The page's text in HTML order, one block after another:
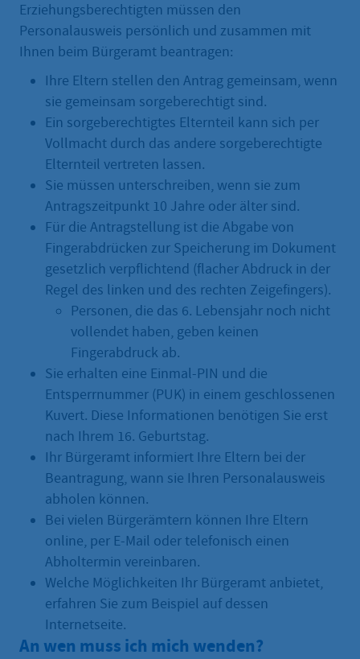
Erziehungsberechtigten müssen den
Personalausweis persönlich und zusammen mit
Ihnen beim Bürgeramt beantragen:
Ihre Eltern stellen den Antrag gemeinsam, wenn
sie gemeinsam sorgeberechtigt sind.
Ein sorgeberechtigtes Elternteil kann sich per
Vollmacht durch das andere sorgeberechtigte
Elternteil vertreten lassen.
Sie müssen unterschreiben, wenn sie zum
Antragszeitpunkt 10 Jahre oder älter sind.
Für die Antragstellung ist die Abgabe von
Fingerabdrücken zur Speicherung im Dokument
gesetzlich verpflichtend (flacher Abdruck in der
Regel des linken und des rechten Zeigefingers).
Personen, die das 6. Lebensjahr noch nicht
vollendet haben, geben keinen
Fingerabdruck ab.
Sie erhalten eine Einmal-PIN und die
Entsperrnummer (PUK) in einem geschlossenen
Kuvert. Diese Informationen benötigen Sie erst
nach Ihrem 16. Geburtstag.
Ihr Bürgeramt informiert Ihre Eltern bei der
Beantragung, wann sie Ihren Personalausweis
abholen können.
Bei vielen Bürgerämtern können Ihre Eltern
online, per E-Mail oder telefonisch einen
Abholtermin vereinbaren.
Welche Möglichkeiten Ihr Bürgeramt anbietet,
erfahren Sie zum Beispiel auf dessen
Internetseite.
An wen muss ich mich wenden?